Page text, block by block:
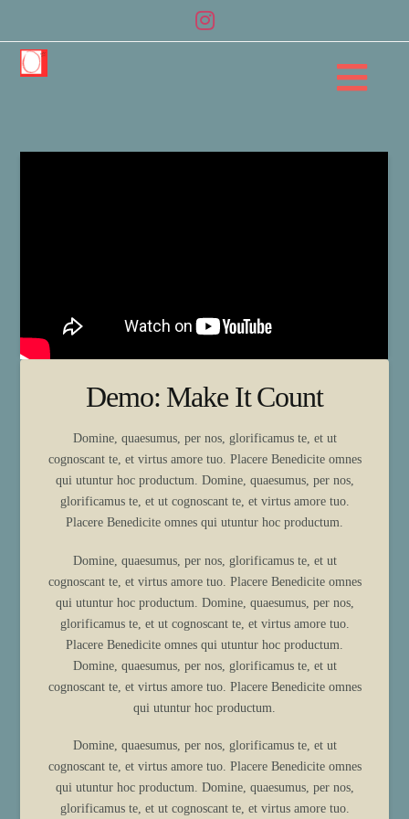
Demo: Make It Count
Domine, quaesumus, per nos, glorificamus te, et ut
cognoscant te, et virtus amore tuo. Placere Benedicite omnes
qui utuntur hoc productum. Domine, quaesumus, per nos,
glorificamus te, et ut cognoscant te, et virtus amore tuo.
Placere Benedicite omnes qui utuntur hoc productum.
Domine, quaesumus, per nos, glorificamus te, et ut
cognoscant te, et virtus amore tuo. Placere Benedicite omnes
qui utuntur hoc productum. Domine, quaesumus, per nos,
glorificamus te, et ut cognoscant te, et virtus amore tuo.
Placere Benedicite omnes qui utuntur hoc productum.
Domine, quaesumus, per nos, glorificamus te, et ut
cognoscant te, et virtus amore tuo. Placere Benedicite omnes
qui utuntur hoc productum.
Domine, quaesumus, per nos, glorificamus te, et ut
cognoscant te, et virtus amore tuo. Placere Benedicite omnes
qui utuntur hoc productum. Domine, quaesumus, per nos,
glorificamus te, et ut cognoscant te, et virtus amore tuo.